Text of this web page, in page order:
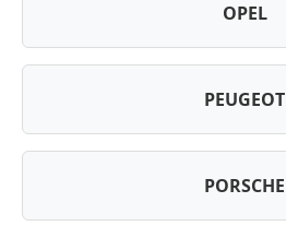
OPEL
PEUGEOT
PORSCHE